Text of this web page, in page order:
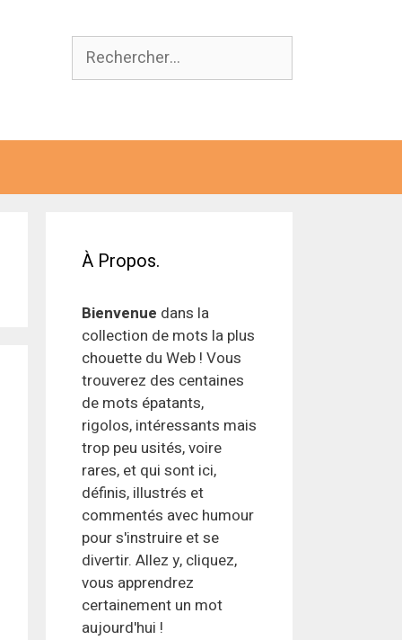
Rechercher :
À Propos.
Bienvenue dans la
collection de mots la plus
chouette du Web ! Vous
trouverez des centaines
de mots épatants,
rigolos, intéressants mais
trop peu usités, voire
rares, et qui sont ici,
définis, illustrés et
commentés avec humour
pour s'instruire et se
divertir. Allez y, cliquez,
vous apprendrez
certainement un mot
aujourd'hui !